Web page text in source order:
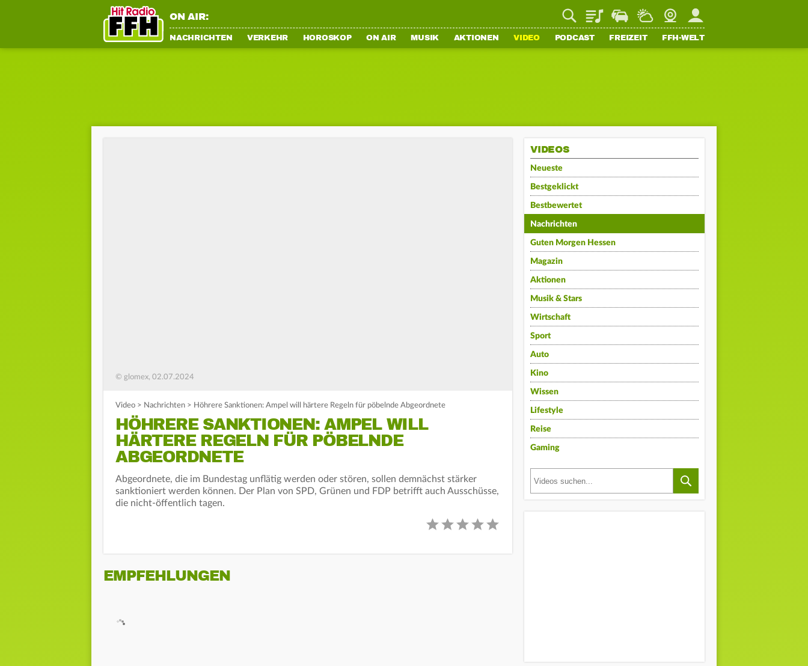
ON AIR: PlaylistStaupilotWetterWebcamMein FFH
NACHRICHTEN VERKEHR HOROSKOP ON AIR MUSIK AKTIONEN VIDEO PODCAST FREIZEIT FFH-WELT
© glomex, 02.07.2024
Video > Nachrichten > Höhrere Sanktionen: Ampel will härtere Regeln für pöbelnde Abgeordnete
HÖHRERE SANKTIONEN: AMPEL WILL
HÄRTERE REGELN FÜR PÖBELNDE
ABGEORDNETE
Abgeordnete, die im Bundestag unflätig werden oder stören, sollen demnächst stärker
sanktioniert werden können. Der Plan von SPD, Grünen und FDP betrifft auch Ausschüsse,
die nicht-öffentlich tagen.
EMPFEHLUNGEN
VIDEOS
Neueste
Bestgeklickt
Bestbewertet
Nachrichten
Guten Morgen Hessen
Magazin
Aktionen
Musik & Stars
Wirtschaft
Sport
Auto
Kino
Wissen
Lifestyle
Reise
Gaming